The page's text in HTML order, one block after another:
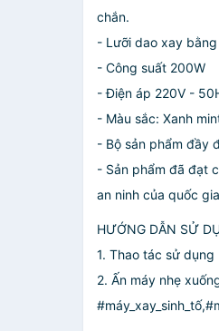
chắn.
- Lưỡi dao xay
- Công suất 200W
- Điện áp 220V -
- Màu sắc: Xanh
- Bộ sản phẩm đầy
- Sản phẩm đã đạt
an ninh của quốc
HƯỚNG DẪN SỬ
1. Thao tác sử
2. Ấn máy nhẹ